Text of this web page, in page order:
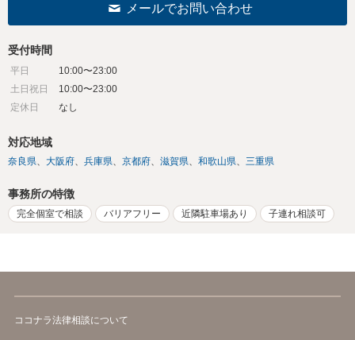
メールでお問い合わせ
受付時間
平日
10:00〜23:00
土日祝日
10:00〜23:00
定休日
なし
対応地域
奈良県 大阪府 兵庫県 京都府 滋賀県 和歌山県 三重県
事務所の特徴
完全個室で相談 バリアフリー 近隣駐車場あり 子連れ相談可
ココナラ法律相談について